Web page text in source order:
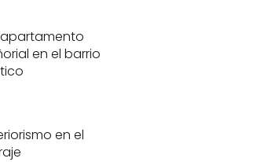
en el barrio
en el